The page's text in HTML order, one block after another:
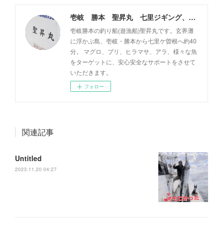
壱岐 勝本 聖昇丸 七里ジギング、タイラバ
壱岐勝本の釣り船(遊漁船)聖昇丸です。玄界灘
に浮かぶ島、壱岐・勝本から七里ケ曽根へ約40
分。 マグロ、ブリ、ヒラマサ、アラ、様々な魚
をターゲットに、安心安全なサポートをさせて
いただきます。
フォロー
関連記事
Untitled
2023.11.20 04:27